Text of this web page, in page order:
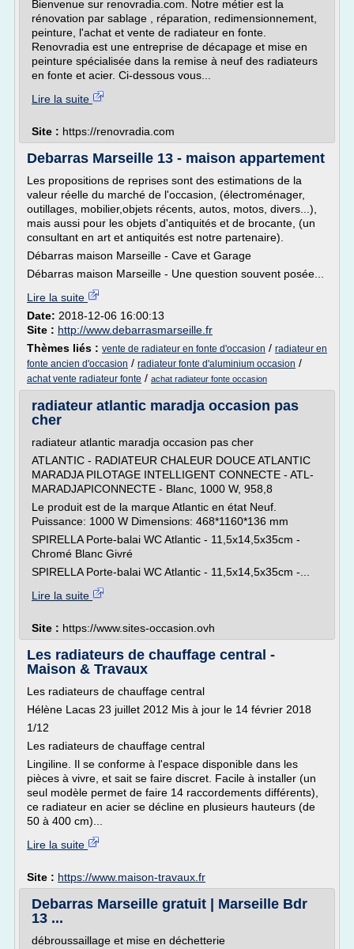
Bienvenue sur renovradia.com. Notre métier est la
rénovation par sablage , réparation, redimensionnement,
peinture, l'achat et vente de radiateur en fonte.
Renovradia est une entreprise de décapage et mise en
peinture spécialisée dans la remise à neuf des radiateurs
en fonte et acier. Ci-dessous vous...
Lire la suite
Site : https://renovradia.com
Debarras Marseille 13 - maison appartement
Les propositions de reprises sont des estimations de la
valeur réelle du marché de l'occasion, (électroménager,
outillages, mobilier,objets récents, autos, motos, divers...),
mais aussi pour les objets d'antiquités et de brocante, (un
consultant en art et antiquités est notre partenaire).
Débarras maison Marseille - Cave et Garage
Débarras maison Marseille - Une question souvent posée...
Lire la suite
Date: 2018-12-06 16:00:13
Site : http://www.debarrasmarseille.fr
Thèmes liés : vente de radiateur en fonte d'occasion / radiateur en
fonte ancien d'occasion / radiateur fonte d'aluminium occasion /
achat vente radiateur fonte / achat radiateur fonte occasion
radiateur atlantic maradja occasion pas
cher
radiateur atlantic maradja occasion pas cher
ATLANTIC - RADIATEUR CHALEUR DOUCE ATLANTIC
MARADJA PILOTAGE INTELLIGENT CONNECTE - ATL-
MARADJAPICONNECTE - Blanc, 1000 W, 958,8
Le produit est de la marque Atlantic en état Neuf.
Puissance: 1000 W Dimensions: 468*1160*136 mm
SPIRELLA Porte-balai WC Atlantic - 11,5x14,5x35cm -
Chromé Blanc Givré
SPIRELLA Porte-balai WC Atlantic - 11,5x14,5x35cm -...
Lire la suite
Site : https://www.sites-occasion.ovh
Les radiateurs de chauffage central -
Maison & Travaux
Les radiateurs de chauffage central
Hélène Lacas 23 juillet 2012 Mis à jour le 14 février 2018
1/12
Les radiateurs de chauffage central
Lingiline. Il se conforme à l'espace disponible dans les
pièces à vivre, et sait se faire discret. Facile à installer (un
seul modèle permet de faire 14 raccordements différents),
ce radiateur en acier se décline en plusieurs hauteurs (de
50 à 400 cm)...
Lire la suite
Site : https://www.maison-travaux.fr
Debarras Marseille gratuit | Marseille Bdr
13 ...
débroussaillage et mise en déchetterie